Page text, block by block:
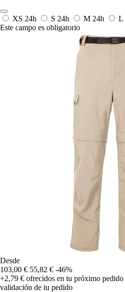
XS 24h S 24h M 24h L
Este campo es obligatorio
Desde
103,00 € 55,82 € -46%
+2,79 € ofrecidos en tu próximo pedido
validación de tu pedido